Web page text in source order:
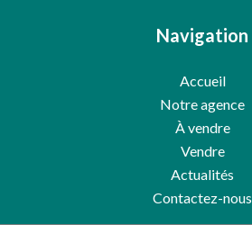
Navigation
Accueil
Notre agence
À vendre
Vendre
Actualités
Contactez-nous